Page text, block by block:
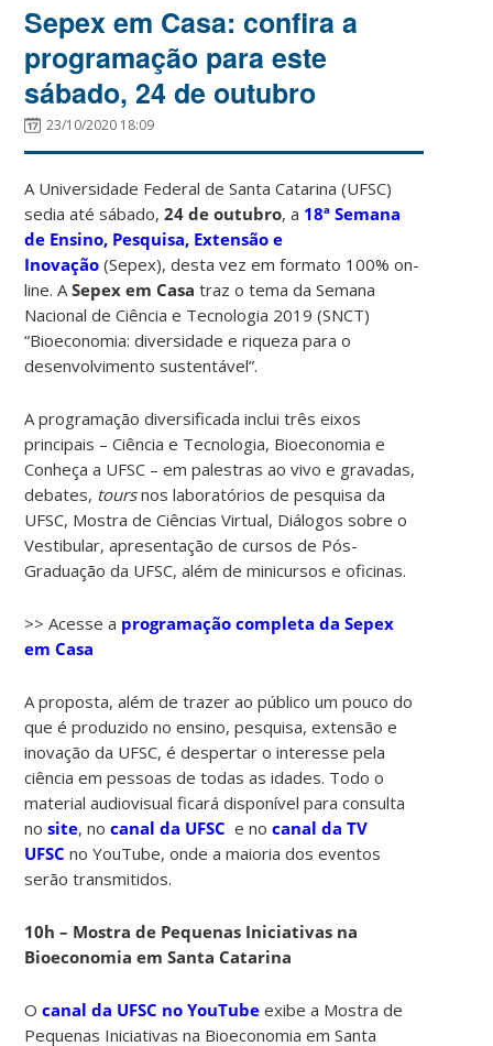
Sepex em Casa: confira a
programação para este
sábado, 24 de outubro
23/10/2020 18:09
A Universidade Federal de Santa Catarina (UFSC)
sedia até sábado,24 de outubro, a 18ª Semana
de Ensino, Pesquisa, Extensão e
Inovação (Sepex), desta vez em formato 100% on-
line. ASepex em Casa traz o tema da Semana
Nacional de Ciência e Tecnologia 2019 (SNCT)
“Bioeconomia: diversidade e riqueza para o
desenvolvimento sustentável”.
A programação diversificada inclui três eixos
principais – Ciência e Tecnologia, Bioeconomia e
Conheça a UFSC – em palestras ao vivo e gravadas,
debates, toursnos laboratórios de pesquisa da
UFSC, Mostra de Ciências Virtual, Diálogos sobre o
Vestibular, apresentação de cursos de Pós-
Graduação da UFSC, além de minicursos e oficinas.
>> Acesse a programação completa da Sepex
em Casa
A proposta, além de trazer ao público um pouco do
que é produzido no ensino, pesquisa, extensão e
inovação da UFSC, é despertar o interesse pela
ciência em pessoas de todas as idades. Todo o
material audiovisual ficará disponível para consulta
nosite, nocanal da UFSC e nocanal da TV
UFSC no YouTube, onde a maioria dos eventos
serão transmitidos.
10h – Mostra de Pequenas Iniciativas na
Bioeconomia em Santa Catarina
Ocanal da UFSC no YouTube exibe a Mostra de
Pequenas Iniciativas na Bioeconomia em Santa